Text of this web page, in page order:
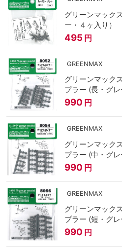
グリーンマック
ー・４ヶ入り）
495 円
GREENMAX
グリーンマック
プラー (長・グ
990 円
GREENMAX
グリーンマック
プラー (中・グ
990 円
GREENMAX
グリーンマック
プラー (短・グ
990 円